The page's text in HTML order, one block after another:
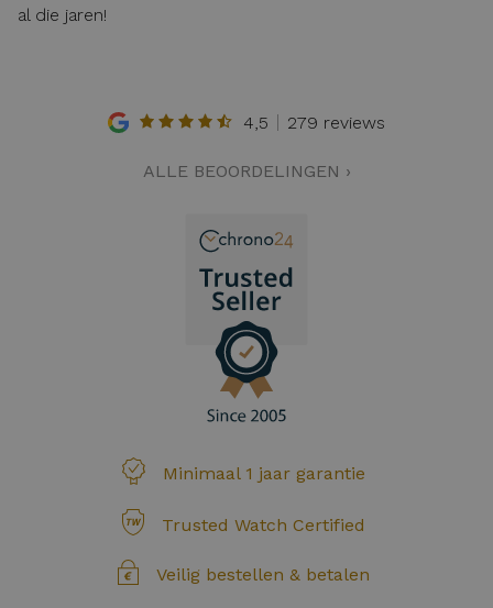
al die jaren!
4,5 279 reviews
ALLE BEOORDELINGEN ›
Minimaal 1 jaar garantie
Trusted Watch Certified
Veilig bestellen & betalen